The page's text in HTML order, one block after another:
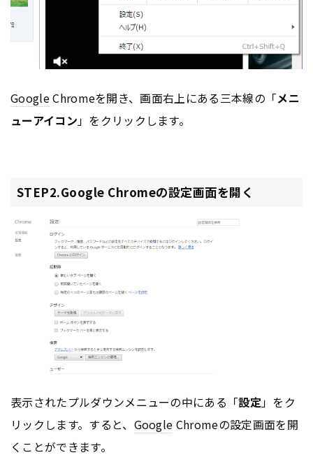
GoogleChromeを開き、画面右上にある三本線の「メニ
ューアイコン」をクリックします。
STEP2.Google Chromeの設定画面を開く
表示されたプルダウンメニューの中にある「設定」をク
リックします。すると、 Google Chromeの設定画面を開
くことができます。